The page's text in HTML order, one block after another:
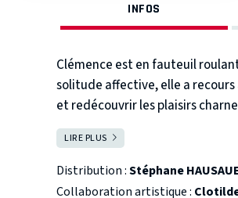
INFOS
Clémence est en fauteuil
solitude affective, elle a recours
et redécouvrir les plaisirs
mais aussi une oreille délicate.
Les sentiments prennent le pas
décide d’interrompre les
Lauréate de la bourse
Lauréate Adami Déclencheur
Lauréate du festival
LIRE PLUS
Distribution :Stéphane
Collaboration artistique : Clotilde